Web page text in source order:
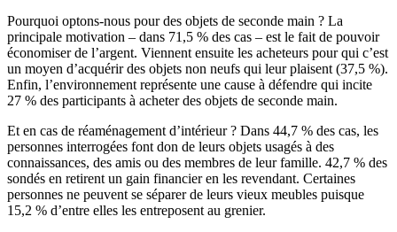
Pourquoi optons-nous pour des objets de seconde main ? La
principale motivation – dans 71,5 % des cas – est le fait de pouvoir
économiser de l’argent. Viennent ensuite les acheteurs pour qui c’est
un moyen d’acquérir des objets non neufs qui leur plaisent (37,5 %).
Enfin, l’environnement représente une cause à défendre qui incite
27 % des participants à acheter des objets de seconde main.
Et en cas de réaménagement d’intérieur ? Dans 44,7 % des cas, les
personnes interrogées font don de leurs objets usagés à des
connaissances, des amis ou des membres de leur famille. 42,7 % des
sondés en retirent un gain financier en les revendant. Certaines
personnes ne peuvent se séparer de leurs vieux meubles puisque
15,2 % d’entre elles les entreposent au grenier.